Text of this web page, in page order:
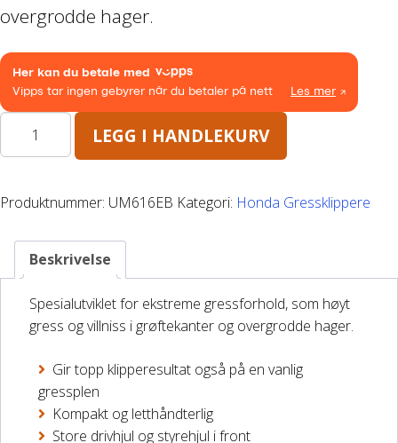
HAGE/SKOG
Honda Power Equipment
Stihl -Skog og Hage
Toro Snøfres
Batteriladere
GIVI – Bagasjesystem for MC
overgrodde hager.
antall
LEGG I HANDLEKURV
Produktnummer: UM616EB Kategori: Honda Gressklippere
Beskrivelse
Spesialutviklet for ekstreme gressforhold, som høyt
gress og villniss i grøftekanter og overgrodde hager.
Gir topp klipperesultat også på en vanlig
gressplen
Kompakt og letthåndterlig
Store drivhjul og styrehjul i front